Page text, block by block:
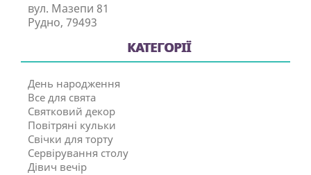
вул. Мазепи 81
Рудно, 79493
КАТЕГОРІЇ
День народження
Все для свята
Святковий декор
Повітряні кульки
Свічки для торту
Сервірування столу
Дівич вечір